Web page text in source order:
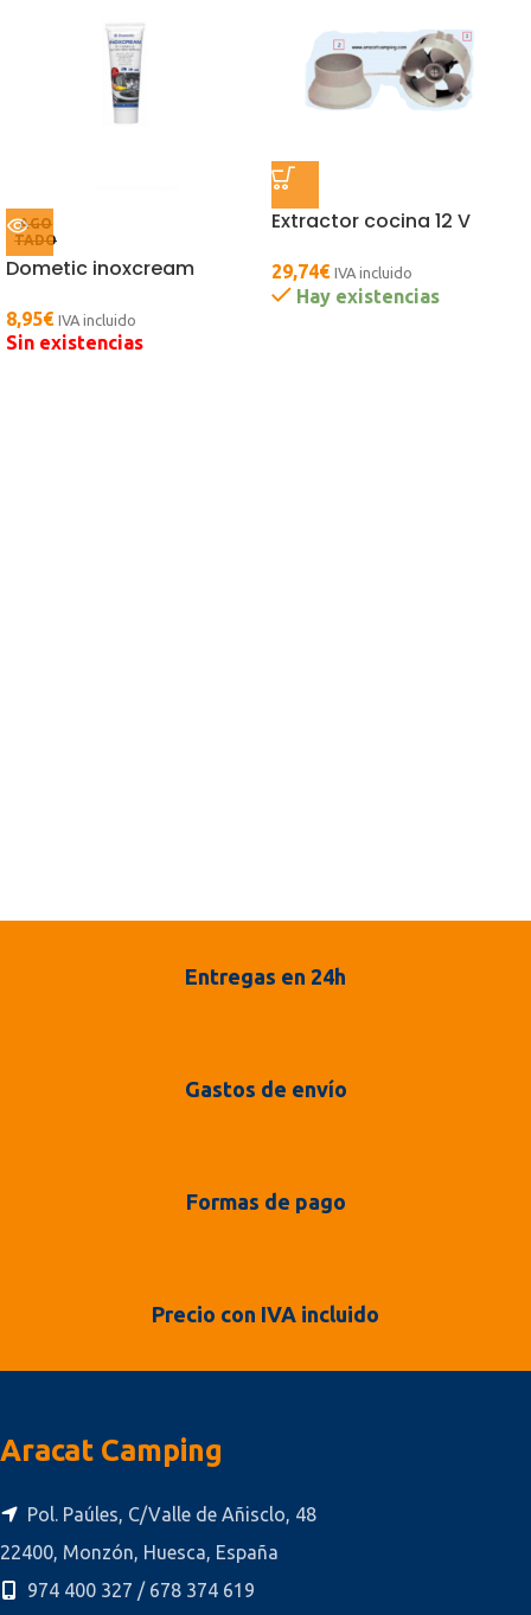
AGO
TADO
Dometic inoxcream
8,95€ IVA incluido
Sin existencias
Extractor cocina 12 V
29,74€ IVA incluido
Hay existencias
Entregas en 24h
Gastos de envío
Formas de pago
Precio con IVA incluido
Aracat Camping
Pol. Paúles, C/Valle de Añisclo, 48
22400, Monzón, Huesca, España
974 400 327 / 678 374 619